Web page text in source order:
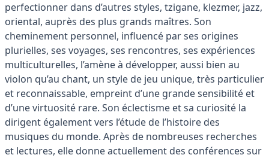
perfectionner dans d’autres styles, tzigane, klezmer, jazz,
oriental, auprès des plus grands maîtres. Son
cheminement personnel, influencé par ses origines
plurielles, ses voyages, ses rencontres, ses expériences
multiculturelles, l’amène à développer, aussi bien au
violon qu’au chant, un style de jeu unique, très particulier
et reconnaissable, empreint d’une grande sensibilité et
d’une virtuosité rare. Son éclectisme et sa curiosité la
dirigent également vers l’étude de l’histoire des
musiques du monde. Après de nombreuses recherches
et lectures, elle donne actuellement des conférences sur